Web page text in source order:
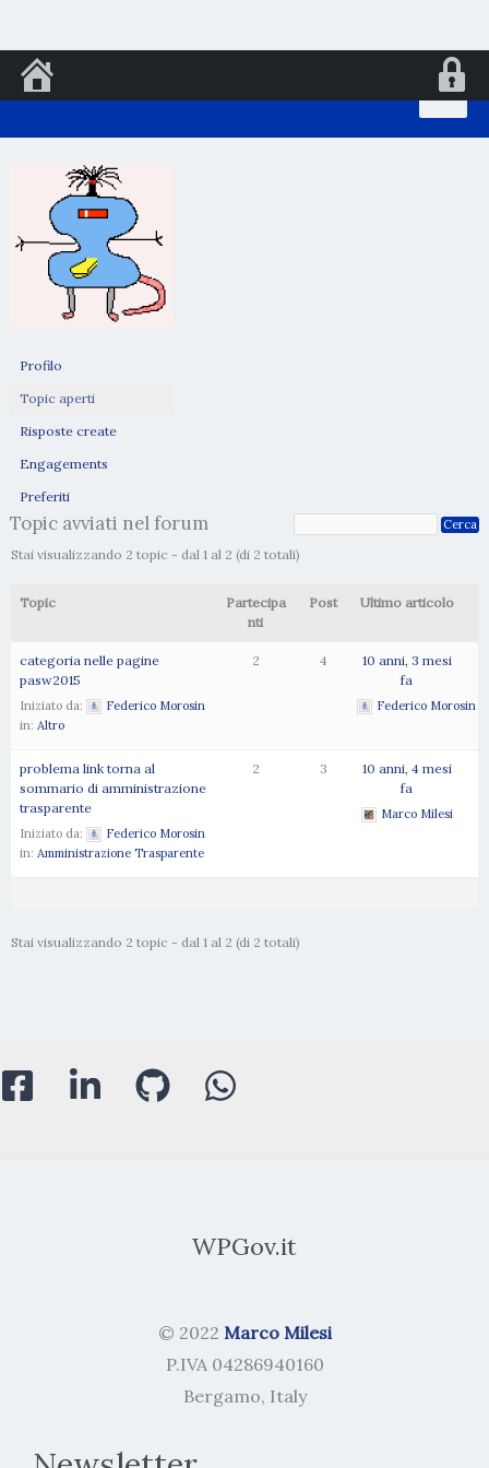
al
Profilo
Topic aperti
Risposte create
Engagements
Preferiti
Topic avviati nel forum
Stai visualizzando 2 topic - dal 1 al 2 (di 2 totali)
Topic
Partecipa
nti
Post Ultimo articolo
categoria nelle pagine
pasw2015
Iniziato da:
Federico Morosin
in: Altro
2 4
10 anni, 3 mesi
fa
Federico Morosin
problema link torna al
sommario di amministrazione
trasparente
Iniziato da:
Federico Morosin
in: Amministrazione Trasparente
2 3
10 anni, 4 mesi
fa
Marco Milesi
Stai visualizzando 2 topic - dal 1 al 2 (di 2 totali)
WPGov.it
© 2022 Marco Milesi
P.IVA 04286940160
Bergamo, Italy